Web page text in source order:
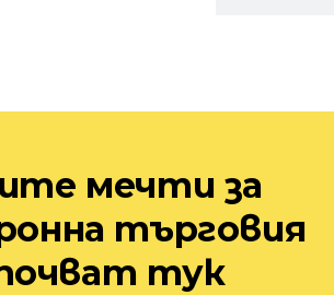
мечти за
търговия
тук